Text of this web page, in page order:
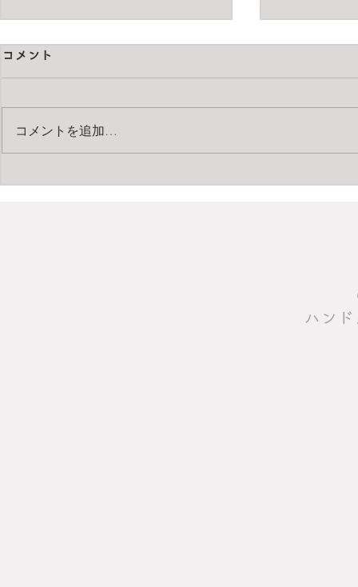
ダイマーニレザーバッグ
った2025
コメント
コメントを追加…
ハン